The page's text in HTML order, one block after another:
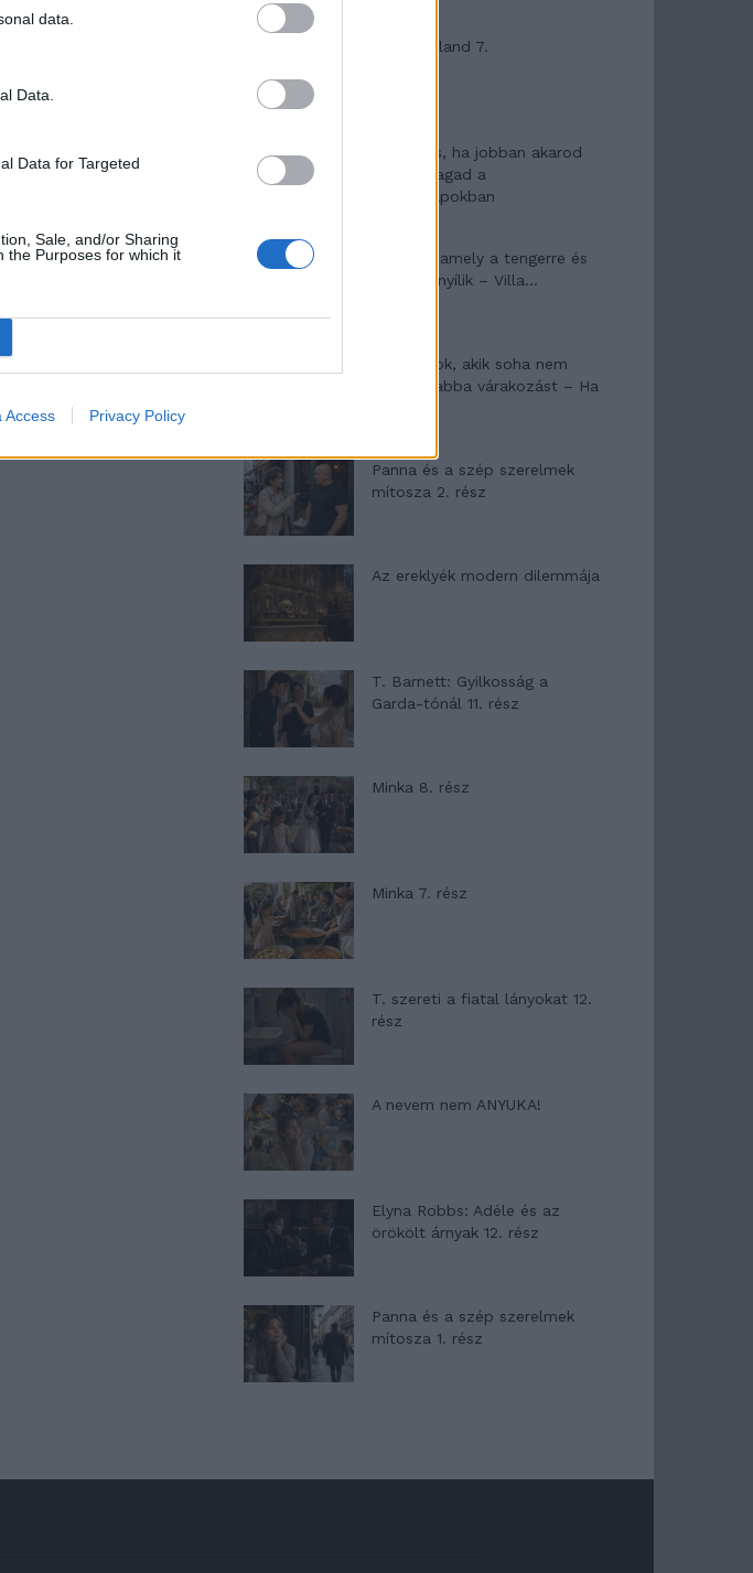
data.
Data.
Data for Targeted
Sale, and/or Sharing
the Purposes for which it
Access Privacy Policy
Máltai kaland 7.
10 tanács, ha jobban akarod
érezni magad a
hétköznapokban
Egy ház, amely a tengerre és
a fényre nyílik – Villa...
A családok, akik soha nem
hagyták abba várakozást – Ha
Panna és a szép szerelmek
mítosza 2. rész
Az ereklyék modern dilemmája
T. Barnett: Gyilkosság a
Garda-tónál 11. rész
Minka 8. rész
Minka 7. rész
T. szereti a fiatal lányokat 12.
rész
A nevem nem ANYUKA!
Elyna Robbs: Adéle és az
örökölt árnyak 12. rész
Panna és a szép szerelmek
mítosza 1. rész